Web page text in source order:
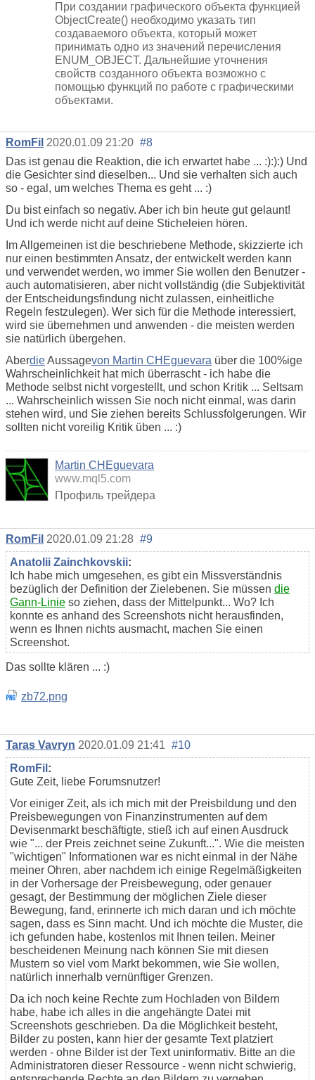
При создании графического объекта функцией
ObjectCreate() необходимо указать тип
создаваемого объекта, который может
принимать одно из значений перечисления
ENUM_OBJECT. Дальнейшие уточнения
свойств созданного объекта возможно с
помощью функций по работе с графическими
объектами.
RomFil 2020.01.09 21:20 #8
Das ist genau die Reaktion, die ich erwartet habe ... :):):) Und
die Gesichter sind dieselben... Und sie verhalten sich auch
so - egal, um welches Thema es geht ... :)
Du bist einfach so negativ. Aber ich bin heute gut gelaunt!
Und ich werde nicht auf deine Sticheleien hören.
Im Allgemeinen ist die beschriebene Methode, skizzierte ich
nur einen bestimmten Ansatz, der entwickelt werden kann
und verwendet werden, wo immer Sie wollen den Benutzer -
auch automatisieren, aber nicht vollständig (die Subjektivität
der Entscheidungsfindung nicht zulassen, einheitliche
Regeln festzulegen). Wer sich für die Methode interessiert,
wird sie übernehmen und anwenden - die meisten werden
sie natürlich übergehen.
AberdieAussagevon Martin CHEguevara über die 100%ige
Wahrscheinlichkeit hat mich überrascht - ich habe die
Methode selbst nicht vorgestellt, und schon Kritik ... Seltsam
... Wahrscheinlich wissen Sie noch nicht einmal, was darin
stehen wird, und Sie ziehen bereits Schlussfolgerungen. Wir
sollten nicht voreilig Kritik üben ... :)
Martin CHEguevara
www.mql5.com
Профиль трейдера
RomFil 2020.01.09 21:28 #9
Anatolii Zainchkovskii:
Ich habe mich umgesehen, es gibt ein Missverständnis
bezüglich der Definition der Zielebenen. Sie müssen die
Gann-Linie so ziehen, dass der Mittelpunkt... Wo? Ich
konnte es anhand des Screenshots nicht herausfinden,
wenn es Ihnen nichts ausmacht, machen Sie einen
Screenshot.
Das sollte klären ... :)
zb72.png
Taras Vavryn 2020.01.09 21:41 #10
RomFil :
Gute Zeit, liebe Forumsnutzer!
Vor einiger Zeit, als ich mich mit der Preisbildung und den
Preisbewegungen von Finanzinstrumenten auf dem
Devisenmarkt beschäftigte, stieß ich auf einen Ausdruck
wie "... der Preis zeichnet seine Zukunft...". Wie die meisten
"wichtigen" Informationen war es nicht einmal in der Nähe
meiner Ohren, aber nachdem ich einige Regelmäßigkeiten
in der Vorhersage der Preisbewegung, oder genauer
gesagt, der Bestimmung der möglichen Ziele dieser
Bewegung, fand, erinnerte ich mich daran und ich möchte
sagen, dass es Sinn macht. Und ich möchte die Muster, die
ich gefunden habe, kostenlos mit Ihnen teilen. Meiner
bescheidenen Meinung nach können Sie mit diesen
Mustern so viel vom Markt bekommen, wie Sie wollen,
natürlich innerhalb vernünftiger Grenzen.
Da ich noch keine Rechte zum Hochladen von Bildern
habe, habe ich alles in die angehängte Datei mit
Screenshots geschrieben. Da die Möglichkeit besteht,
Bilder zu posten, kann hier der gesamte Text platziert
werden - ohne Bilder ist der Text uninformativ. Bitte an die
Administratoren dieser Ressource - wenn nicht schwierig,